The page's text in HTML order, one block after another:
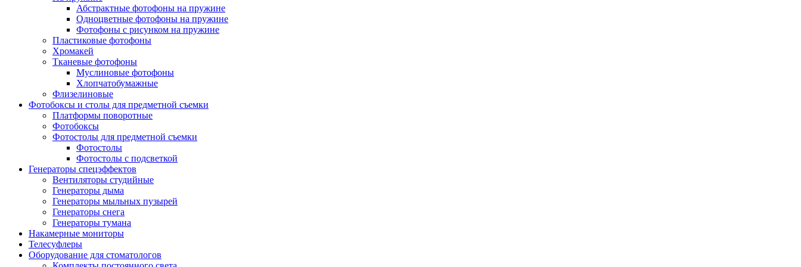
Абстрактные фотофоны на пружине
Одноцветные фотофоны на пружине
Фотофоны с рисунком на пружине
Пластиковые фотофоны
Хромакей
Тканевые фотофоны
Муслиновые фотофоны
Хлопчатобумажные
Флизелиновые
Фотобоксы и столы для предметной съемки
Платформы поворотные
Фотобоксы
Фотостолы для предметной съемки
Фотостолы
Фотостолы с подсветкой
Генераторы спецэффектов
Вентиляторы студийные
Генераторы дыма
Генераторы мыльных пузырей
Генераторы снега
Генераторы тумана
Накамерные мониторы
Телесуфлеры
Оборудование для стоматологов